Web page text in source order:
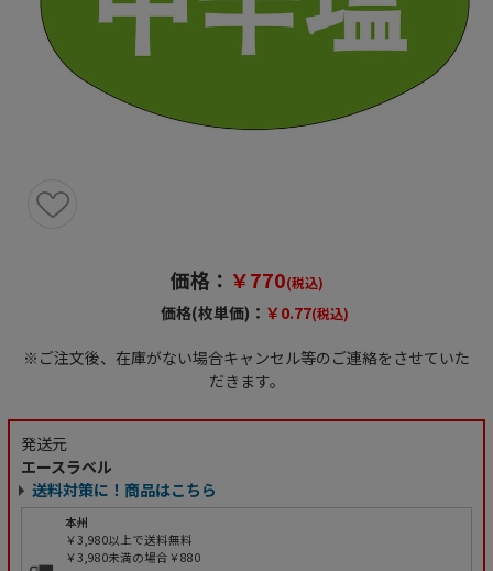
価格： ￥770(税込)
価格(枚単価)： ￥0.77(税込)
※ご注文後、在庫がない場合キャンセル等のご連絡をさせていた
だきます。
発送元
エースラベル
送料対策に！商品はこちら
本州
￥3,980以上で送料無料
￥3,980未満の場合￥880